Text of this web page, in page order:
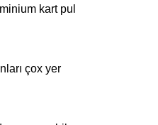
kart pul
çox yer